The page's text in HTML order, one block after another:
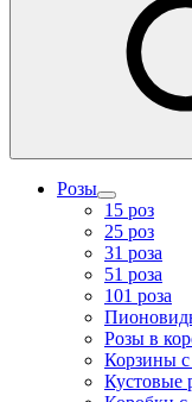
Розы
15 роз
25 роз
31 роза
51 роза
101 роза
Розы в
Корзины с
Кустовые